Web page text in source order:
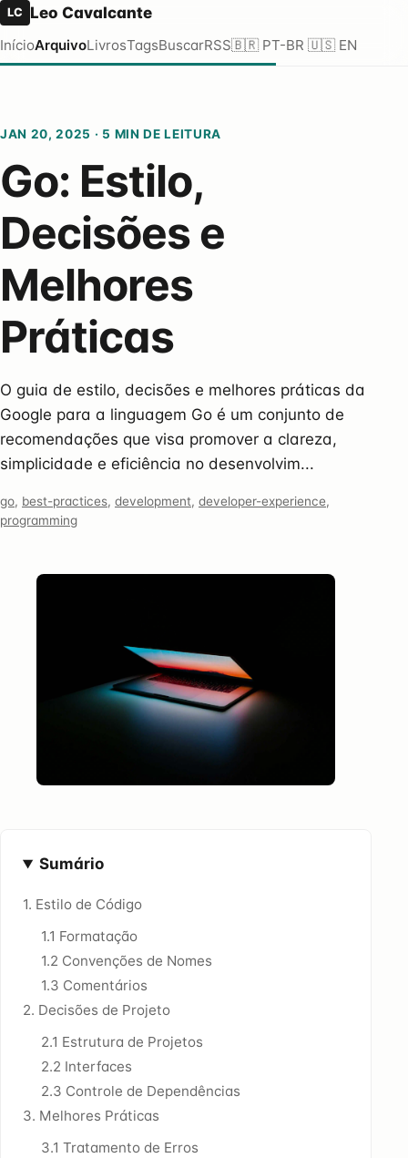
LC Leo Cavalcante
InícioArquivoLivrosTagsBuscarRSS🇧🇷 PT-BR 🇺🇸 EN
JAN 20, 2025 · 5 MIN DE LEITURA
Go: Estilo,
Decisões e
Melhores
Práticas
O guia de estilo, decisões e melhores práticas da
Google para a linguagem Go é um conjunto de
recomendações que visa promover a clareza,
simplicidade e eficiência no desenvolvim...
go, best-practices, development, developer-experience,
programming
Sumário
1. Estilo de Código
1.1 Formatação
1.2 Convenções de Nomes
1.3 Comentários
2. Decisões de Projeto
2.1 Estrutura de Projetos
2.2 Interfaces
2.3 Controle de Dependências
3. Melhores Práticas
3.1 Tratamento de Erros